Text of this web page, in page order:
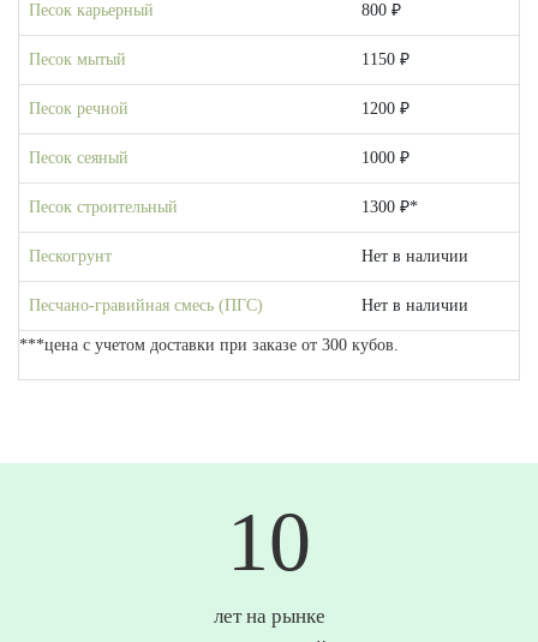
Песок карьерный 800 ₽
Песок мытый 1150 ₽
Песок речной 1200 ₽
Песок сеяный 1000 ₽
Песок строительный 1300 ₽*
Пескогрунт Нет в наличии
Песчано-гравийная смесь (ПГС) Нет в наличии
***цена с учетом доставки при заказе от 300 кубов.
10
лет на рынке